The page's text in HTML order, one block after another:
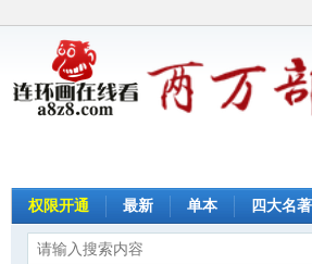
权限开通 最新 单本 四大名著